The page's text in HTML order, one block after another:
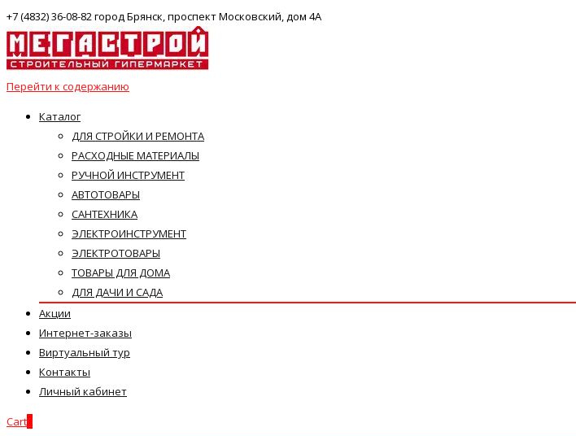
+7 (4832) 36-08-82 город Брянск, проспект Московский, дом 4А
Перейти к содержанию
Каталог
ДЛЯ СТРОЙКИ И РЕМОНТА
РАСХОДНЫЕ МАТЕРИАЛЫ
РУЧНОЙ ИНСТРУМЕНТ
АВТОТОВАРЫ
САНТЕХНИКА
ЭЛЕКТРОИНСТРУМЕНТ
ЭЛЕКТРОТОВАРЫ
ТОВАРЫ ДЛЯ ДОМА
ДЛЯ ДАЧИ И САДА
Акции
Интернет-заказы
Виртуальный тур
Контакты
Личный кабинет
Cart